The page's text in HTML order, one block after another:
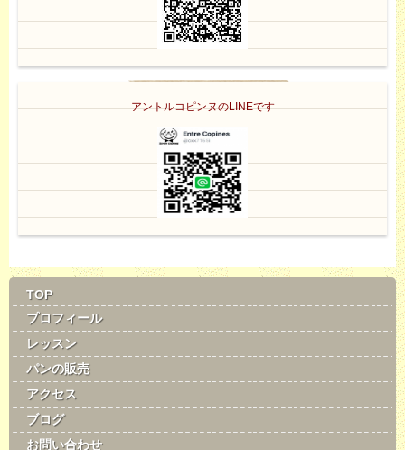
アントルコピンヌのLINEです
TOP
プロフィール
レッスン
パンの販売
アクセス
ブログ
お問い合わせ